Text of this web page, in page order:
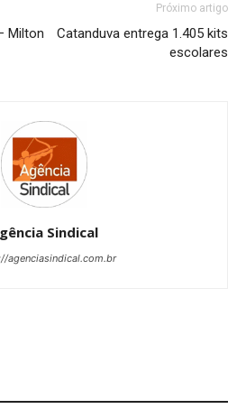
Milton
Próximo artigo
Catanduva entrega 1.405 kits
escolares
Sindical
agenciasindical.com.br